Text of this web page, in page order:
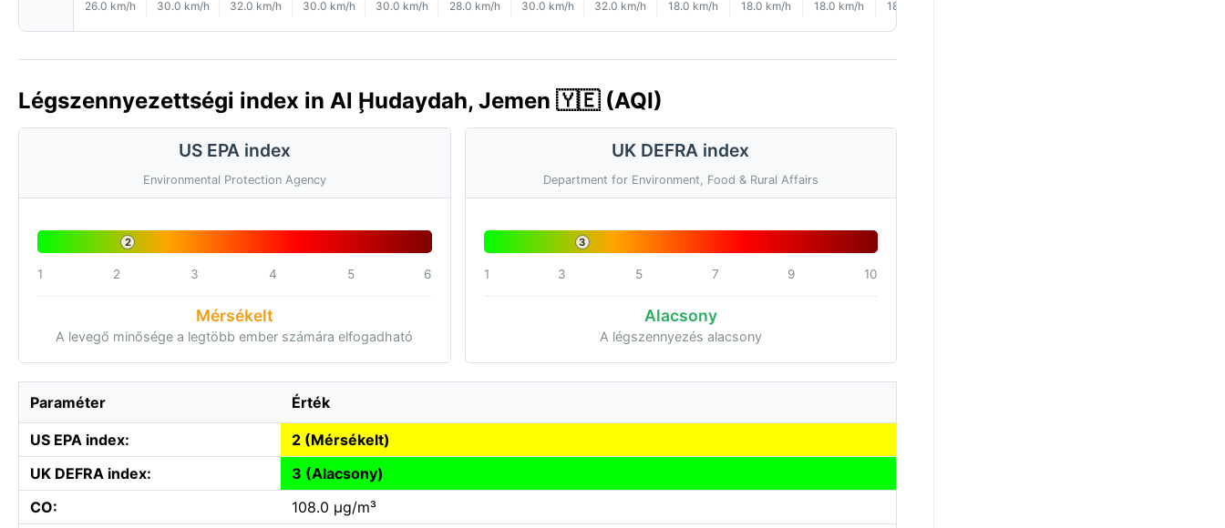
26.0 km/h 30.0 km/h 32.0 km/h 30.0 km/h 30.0 km/h 28.0 km/h 30.0 km/h 32.0 km/h 18.0 km/h 18.0 km/h 18.0 km/h 18.0 km/h
Légszennyezettségi index in Al Ḩudaydah, Jemen 🇾🇪 (AQI)
US EPA index
Environmental Protection Agency
2
1 2 3 4 5 6
Mérsékelt
A levegő minősége a legtöbb ember számára elfogadható
UK DEFRA index
Department for Environment, Food & Rural Affairs
3
1 3 5 7 9 10
Alacsony
A légszennyezés alacsony
Paraméter Érték
US EPA index:
2 (Mérsékelt)
UK DEFRA index:
3 (Alacsony)
CO:
108.0 µg/m³